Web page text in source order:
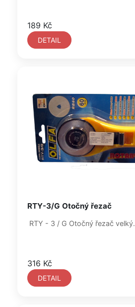
189 Kč
DETAIL
RTY-3/G Otočný řezač
RTY - 3 / G Otočný řezač velký.
316 Kč
DETAIL